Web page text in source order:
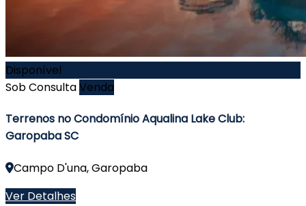
Disponível
Sob ConsultaVenda
Terrenos no Condomínio Aqualina Lake Club:
Garopaba SC
Campo D'una, Garopaba
Ver Detalhes